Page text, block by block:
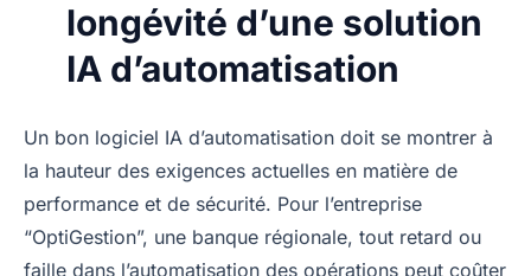
longévité d’une solution
IA d’automatisation
Un bon logiciel IA d’automatisation doit se montrer à
la hauteur des exigences actuelles en matière de
performance et de sécurité. Pour l’entreprise
“OptiGestion”, une banque régionale, tout retard ou
faille dans l’automatisation des opérations peut coûter